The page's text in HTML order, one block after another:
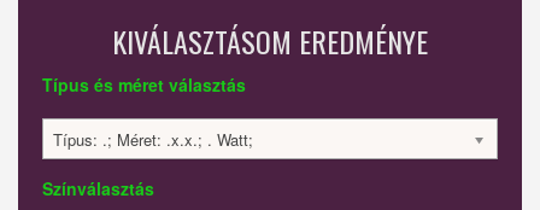
KIVÁLASZTÁSOM EREDMÉNYE
Típus és méret választás
Típus: .; Méret: .x.x.; . Watt;
Színválasztás